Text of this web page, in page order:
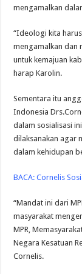
mengamalkan
“Ideologi kita
mengamalkan dan
untuk kemajuan
harap Karolin.
Sementara itu
Indonesia
dalam sosialisasi
dilaksanakan agar
dalam kehidupan
BACA:Cornelis
“Mandat ini dari
masyarakat
MPR,
Negara Kesatuan
Cornelis.